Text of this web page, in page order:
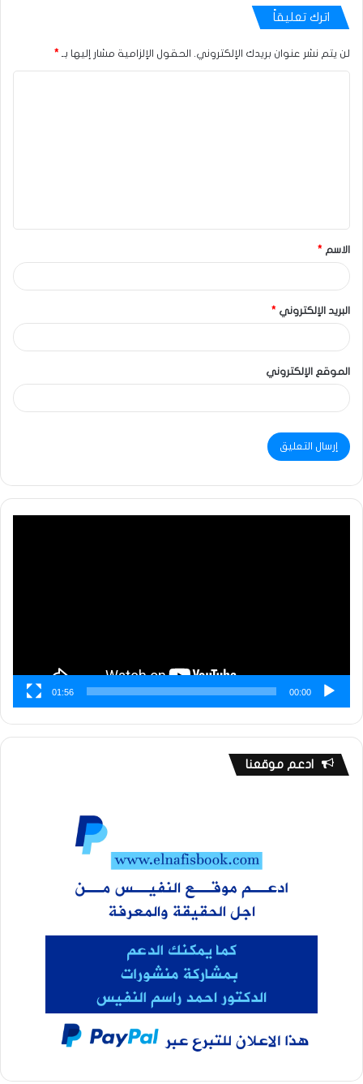
اترك تعليقاً
لن يتم نشر عنوان بريدك الإلكتروني. الحقول الإلزامية مشار إليها بـ *
الاسم *
البريد الإلكتروني *
الموقع الإلكتروني
00:00
01:56
ادعم موقعنا